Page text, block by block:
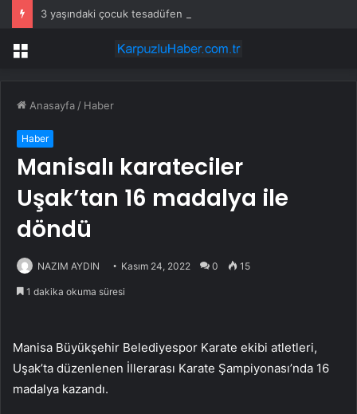
3 yaşındaki çocuk tesadüfen hazine buldu
Menü
Anasayfa / Haber
Haber
Manisalı karateciler
Uşak’tan 16 madalya ile
döndü
NAZIM AYDIN Kasım 24, 2022 0 15
1 dakika okuma süresi
Manisa Büyükşehir Belediyespor Karate ekibi atletleri,
Uşak’ta düzenlenen İllerarası Karate Şampiyonası’nda 16
madalya kazandı.